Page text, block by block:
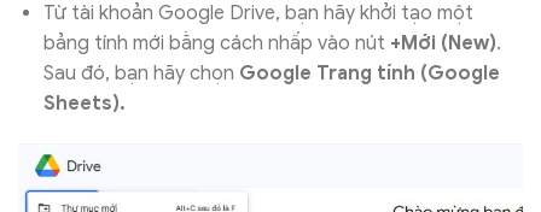
Từ tài khoản Google Drive, bạn hãy khởi tạo một
bảng tính mới bằng cách nhấp vào nút +Mới (New).
Sau đó, bạn hãy chọn Google Trang tính (Google
Sheets).